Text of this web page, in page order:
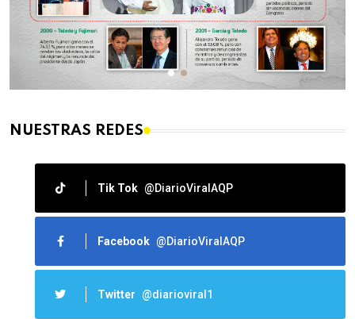
NUESTRAS REDES
Tik Tok @DiarioViralAQP
Facebook @DiarioViralAQP
Twitter @diarioviral1